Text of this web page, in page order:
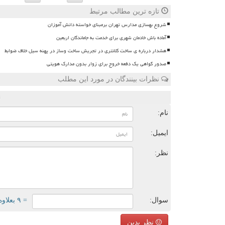
تازه ترین مطالب مرتبط
شروع بهسازی مدارس تهران برمبنای خواسته دانش آموزان
آماده باش خادمان شهری برای خدمت به جاماندگان اربعین
هشدار درباره ی ساخت کلانتری در تجریش ساخت وساز در پهنه سیل خلاف ضوابط
صدور گواهی یک دفعه خروج برای زوار بدون مدارک هویتی
نظرات بینندگان در مورد این مطلب
نام:
ایمیل:
نظر:
سوال: = ۹ بعلاوه ۱
نظر بدین